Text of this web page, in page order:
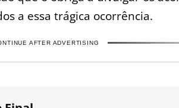
a essa trágica ocorrência.
AFTER ADVERTISING